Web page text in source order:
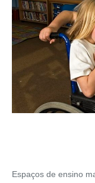
Espaços de ensino